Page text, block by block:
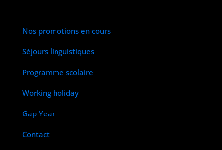
Nos promotions en cours
Séjours linguistiques
Programme scolaire
Working holiday
Gap Year
Contact